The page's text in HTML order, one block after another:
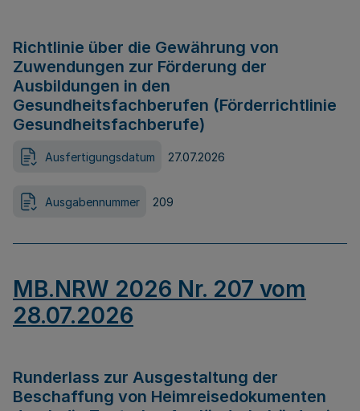
Richtlinie über die Gewährung von
Zuwendungen zur Förderung der
Ausbildungen in den
Gesundheitsfachberufen (Förderrichtlinie
Gesundheitsfachberufe)
Ausfertigungsdatum 27.07.2026
Ausgabennummer 209
MB.NRW 2026 Nr. 207 vom
28.07.2026
Runderlass zur Ausgestaltung der
Beschaffung von Heimreisedokumenten